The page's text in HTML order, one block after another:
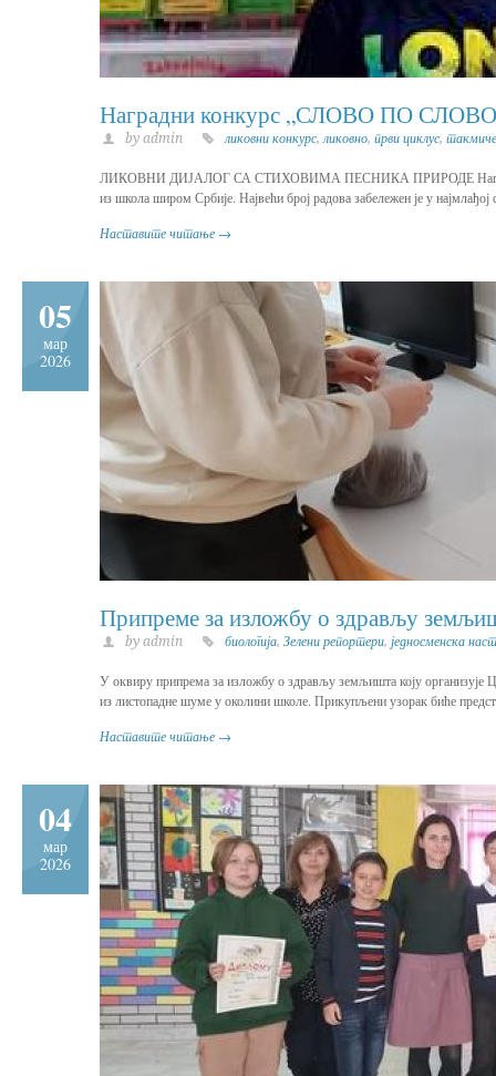
Наградни конкурс „СЛОВО ПО
by admin ликовни конкурс,ликовно, први циклус,
ЛИКОВНИ ДИЈАЛОГ СА СТИХОВИМА ПЕСНИКА ПРИРОДЕ
из школа широм Србије. Највећи број радова забележен је у
Наставите читање →
05
мар
2026
Припреме за изложбу о здрављу
by admin биологија, Зелени репортери, једносменска
У оквиру припрема за изложбу о здрављу земљишта коју организује
из листопадне шуме у околини школе. Прикупљени узорак биће
Наставите читање →
04
мар
2026